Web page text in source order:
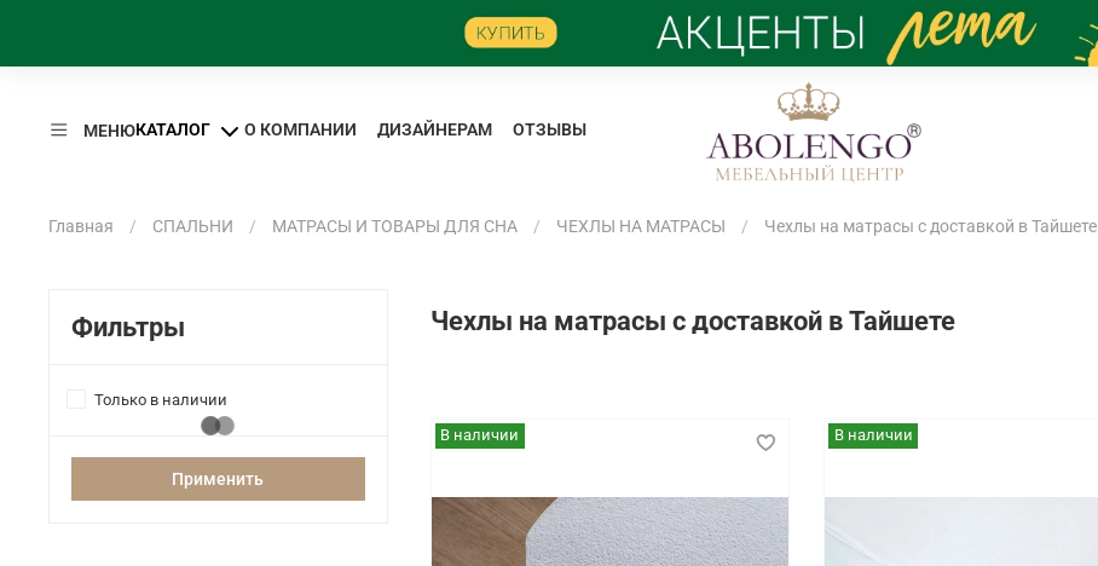
МЕНЮКАТАЛОГ О КОМПАНИИ ДИЗАЙНЕРАМ ОТЗЫВЫ
Главная СПАЛЬНИ МАТРАСЫ И ТОВАРЫ ДЛЯ СНА ЧЕХЛЫ НА МАТРАСЫ Чехлы на матрасы с доставкой в Тайшете
Чехлы на матрасы с доставкой в Тайшете
В наличии В наличии
Фильтры
Только в наличии
Применить